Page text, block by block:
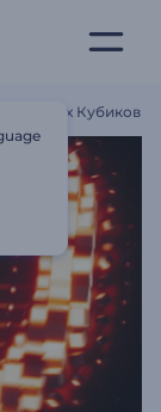
Кубиков